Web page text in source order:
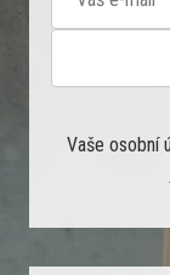
Vaše osobní